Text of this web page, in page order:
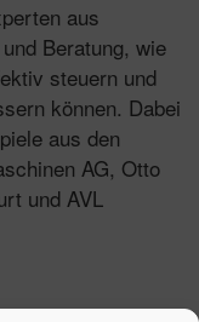
aus
Beratung, wie
steuern und
können. Dabei
aus den
AG, Otto
und AVL